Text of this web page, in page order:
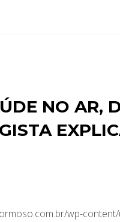
NO AR,
wp-